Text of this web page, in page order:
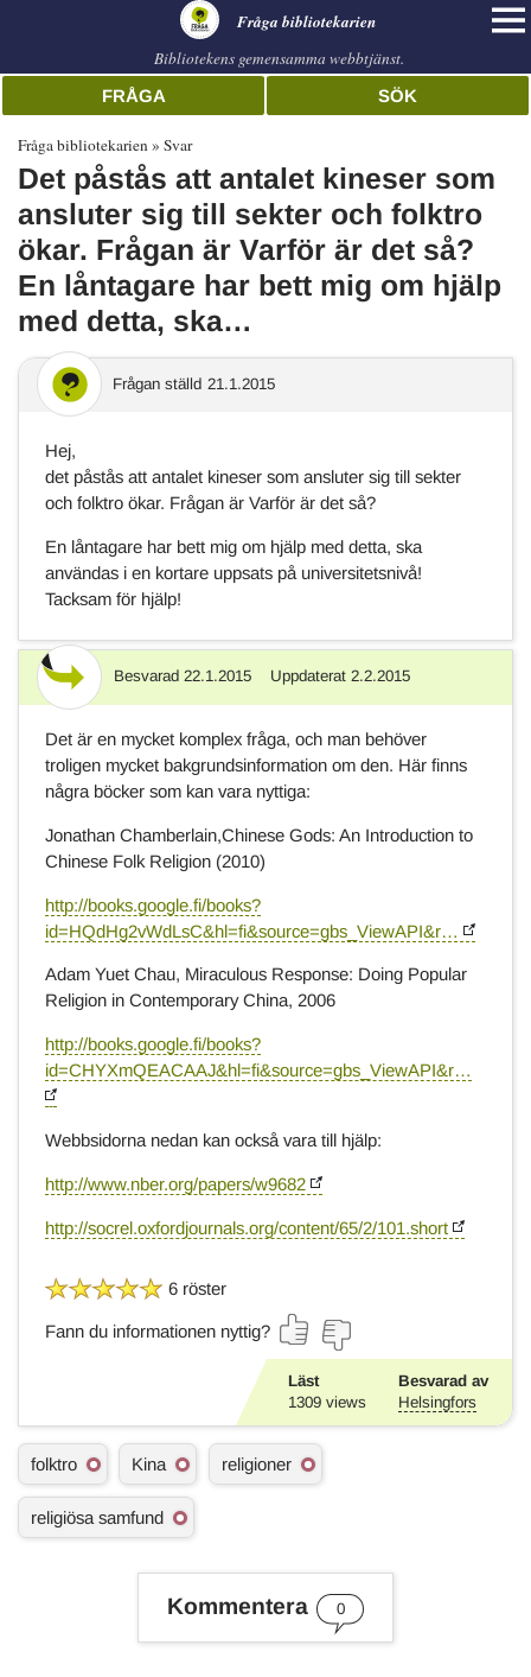
Fråga bibliotekarien
Bibliotekens gemensamma webbtjänst.
FRÅGA SÖK
Fråga bibliotekarien Svar
Det påstås att antalet kineser som
ansluter sig till sekter och folktro
ökar. Frågan är Varför är det så?
En låntagare har bett mig om hjälp
med detta, ska…
Frågan ställd 21.1.2015
Hej,
det påstås att antalet kineser som ansluter sig till sekter
och folktro ökar. Frågan är Varför är det så?
En låntagare har bett mig om hjälp med detta, ska
användas i en kortare uppsats på universitetsnivå!
Tacksam för hjälp!
Svar Besvarad 22.1.2015 Uppdaterat 2.2.2015
Det är en mycket komplex fråga, och man behöver
troligen mycket bakgrundsinformation om den. Här finns
några böcker som kan vara nyttiga:
Jonathan Chamberlain,Chinese Gods: An Introduction to
Chinese Folk Religion (2010)
http://books.google.fi/books?
id=HQdHg2vWdLsC&hl=fi&source=gbs_ViewAPI&r…
Adam Yuet Chau, Miraculous Response: Doing Popular
Religion in Contemporary China, 2006
http://books.google.fi/books?
id=CHYXmQEACAAJ&hl=fi&source=gbs_ViewAPI&r…
Webbsidorna nedan kan också vara till hjälp:
http://www.nber.org/papers/w9682
http://socrel.oxfordjournals.org/content/65/2/101.short
6 röster
Fann du informationen nyttig?
Läst
1309 views
Besvarad av
Helsingfors
Ä
n
s
folktro Kina religioner
religiösa samfund
Kommentera 0